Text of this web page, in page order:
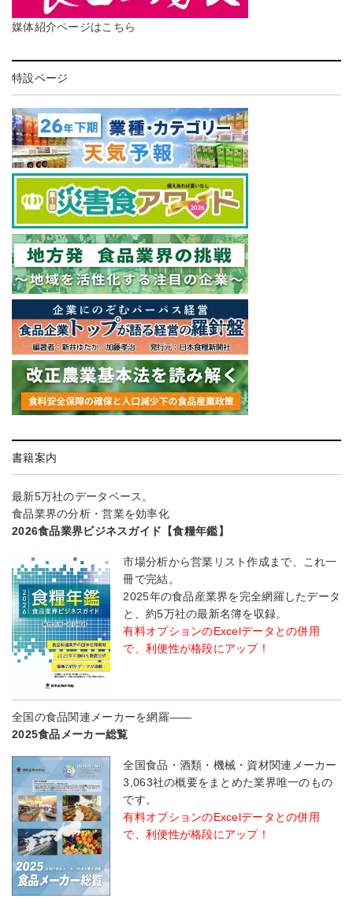
媒体紹介ページはこちら
特設ページ
書籍案内
最新5万社のデータベース。
食品業界の分析・営業を効率化
2026食品業界ビジネスガイド【食糧年鑑】
市場分析から営業リスト作成まで、これ一
冊で完結。
2025年の食品産業界を完全網羅したデータ
と、約5万社の最新名簿を収録。
有料オプションのExcelデータとの併用
で、利便性が格段にアップ！
全国の食品関連メーカーを網羅――
2025食品メーカー総覧
全国食品・酒類・機械・資材関連メーカー
3,063社の概要をまとめた業界唯一のもの
です。
有料オプションのExcelデータとの併用
で、利便性が格段にアップ！